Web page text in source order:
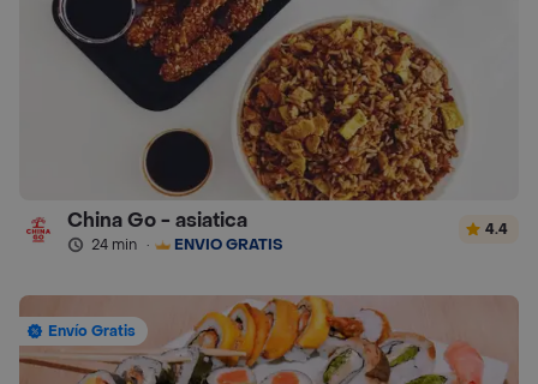
China Go - asiatica
24 min · ENVÍO GRATIS
4.4
Envío Gratis